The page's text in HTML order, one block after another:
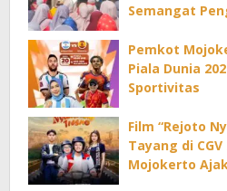
Semangat
Pemkot
Piala Dunia
Sportivitas
Film “Rejoto
Tayang di
Mojokerto